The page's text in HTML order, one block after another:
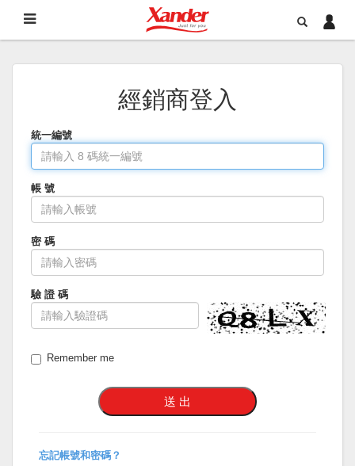
經銷商登入
統一編號
帳 號
密 碼
驗 證 碼
Remember me
忘記帳號和密碼？